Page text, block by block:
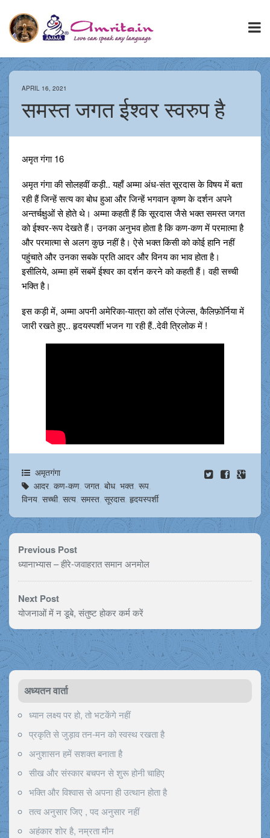
APRIL 16, 2021
समस्त जगत ईश्वर स्वरुप है
अमृत गंगा 16
अमृत गंगा की सोलहवीं कड़ी.. यहाँ अम्मा अंध-संत सूरदास के विषय में बता
रही हैं जिन्हें सत्य का बोध हुआ और जिन्हें भगवान कृष्ण के दर्शन अपने
अन्तर्चक्षुओं से होते थे। अम्मा कहती हैं कि सूरदास जैसे भक्त समस्त जगत
को ईश्वर-रूप देखते हैं। उनका अनुभव होता है कि कण-कण में परमात्मा है
और परमात्मा से अलग कुछ नहीं है। ऐसे भक्त किसी को कोई हानि नहीं
पहुंचाते और उनका सबके प्रति आदर और विनय का भाव होता है।
इसीलिये, अम्मा हमें सबमें ईश्वर का दर्शन करने को कहती हैं। वही सच्ची
भक्ति है।
इस कड़ी में, अम्मा अपनी अमेरिका-यात्रा को लॉस एंजेल्स, कैलिफ़ोर्निया में
जारी रखते हुए.. हृदयस्पर्शी भजन गा रही हैं..देवी त्रिलोक में !
अमृतगंगा
आदर, कण-कण, जगत, बोध, भक्त, रूप,
विनय, सच्ची, सत्य, समस्त, सूरदास, हृदयस्पर्शी
Previous Post
ध्यानाभ्यास – हीरे-जवाहरात समान अनमोल
Next Post
योजनाओं में न डूबे, संतुष्ट होकर कर्म करें
अध्यतन वार्ता
ध्यान लक्ष्य पर हो, तो भटकेंगे नहीं
प्रकृति से जुड़ाव तन-मन को स्वस्थ रखता है
अनुशासन हमें सशक्त बनाता है
सीख और संस्कार बचपन से शुरू होनी चाहिए
भक्ति और विश्वास से अपना ही उत्थान होता है
तत्व अनुसार जिए , पद अनुसार नहीं
अहंकार शोर है, नम्रता मौन